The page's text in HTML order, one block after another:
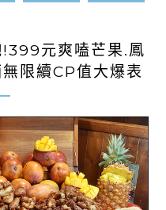
元爽嗑芒果.鳳
限續CP值大爆表